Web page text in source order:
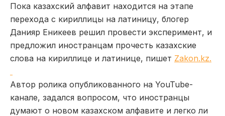
Пока казахский алфавит находится на этапе
перехода с кириллицы на латиницу, блогер
Данияр Еникеев решил провести эксперимент, и
предложил иностранцам прочесть казахские
слова на кириллице и латинице, пишет Zakon.kz.
Автор ролика опубликованного на YouTube-
канале, задался вопросом, что иностранцы
думают о новом казахском алфавите и легко ли